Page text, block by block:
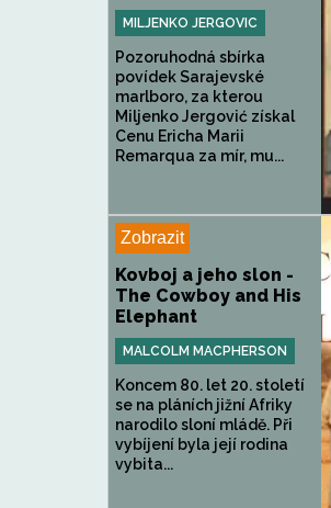
MILJENKO JERGOVIC
Pozoruhodná sbírka
povídek Sarajevské
marlboro, za kterou
Miljenko Jergović získal
Cenu Ericha Marii
Remarqua za mír, mu...
Zobrazit
Kovboj a jeho slon -
The Cowboy and His
Elephant
MALCOLM MACPHERSON
Koncem 80. let 20. století
se na pláních jižní Afriky
narodilo sloní mládě. Při
vybíjení byla její rodina
vybita...